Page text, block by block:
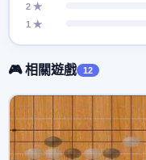
2 ★
1 ★
🎮 相關遊戲 12